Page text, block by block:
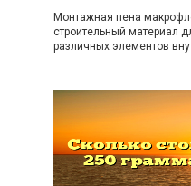
Монтажная пена
строительный материал
различных элементов